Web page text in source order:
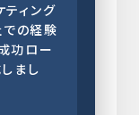
ィング
の経験
功ロー
まし